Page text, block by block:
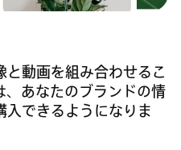
と動画を組み合わせるこ
、あなたのブランドの情
入できるようになりま